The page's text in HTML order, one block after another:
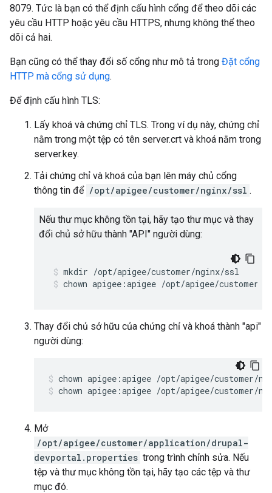
8079. Tức là bạn có thể định cấu hình cổng để theo dõi các
yêu cầu HTTP hoặc yêu cầu HTTPS, nhưng không thể theo
dõi cả hai.
Bạn cũng có thể thay đổi số cổng như mô tả trong Đặt cổng
HTTP mà cổng sử dụng.
Để định cấu hình TLS:
Lấy khoá và chứng chỉ TLS. Trong ví dụ này, chứng chỉ
nằm trong một tệp có tên server.crt và khoá nằm trong
server.key.
Tải chứng chỉ và khoá của bạn lên máy chủ cổng
thông tin để /opt/apigee/customer/nginx/ssl .
Nếu thư mục không tồn tại, hãy tạo thư mục và thay
đổi chủ sở hữu thành "API" người dùng:
chown apigee:apigee /opt/apigee/customer/
Thay đổi chủ sở hữu của chứng chỉ và khoá thành "api"
người dùng:
chown apigee:apigee /opt/apigee/customer/
Mở
/opt/apigee/customer/application/drupal-
devportal.properties trong trình chỉnh sửa. Nếu
tệp và thư mục không tồn tại, hãy tạo các tệp và thư
mục đó.